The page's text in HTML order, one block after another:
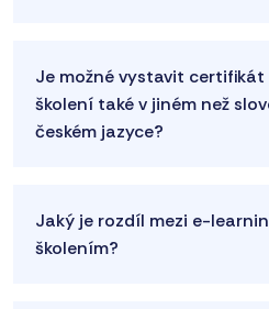
Je možné vystavit
školení také v jiném než
českém jazyce?
Jaký je rozdíl mezi e-
školením?